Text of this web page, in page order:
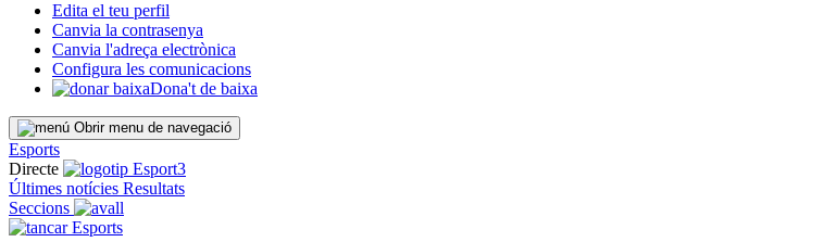
Edita el teu perfil
Canvia la contrasenya
Canvia l'adreça electrònica
Configura les comunicacions
Dona't de baixa
Obrir menu de navegació
Esports
Directe
Últimes notícies Resultats
Seccions
Esports